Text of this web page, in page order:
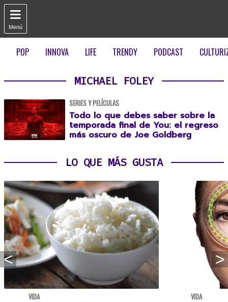

Menú
POP INNOVA LIFE TRENDY PODCAST
MICHAEL FOLEY
SERIES Y PELÍCULAS
Todo lo que debes saber sobre la
temporada final de You: el regreso
más oscuro de Joe Goldberg
LO QUE MÁS GUSTA
VIDA VIDA